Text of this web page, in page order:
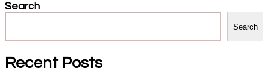
Search
Search
Recent Posts